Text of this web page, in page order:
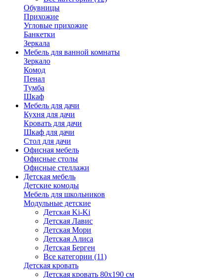
Обувницы
Прихожие
Угловые прихожие
Банкетки
Зеркала
Мебель для ванной комнаты
Зеркало
Комод
Пенал
Тумба
Шкаф
Мебель для дачи
Кухня для дачи
Кровать для дачи
Шкаф для дачи
Стол для дачи
Офисная мебель
Офисные столы
Офисные стеллажи
Детская мебель
Детские комоды
Мебель для школьников
Модульные детские
Детская Ki-Ki
Детская Лавис
Детская Мори
Детская Алиса
Детская Берген
Все категории (11)
Детская кровать
Детская кровать 80х190 см